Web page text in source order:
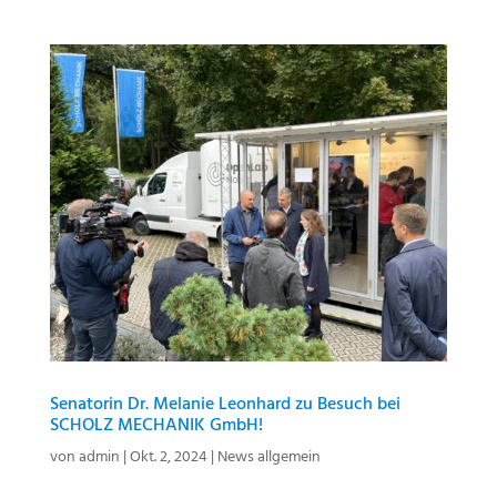
Senatorin Dr. Melanie Leonhard zu Besuch bei
SCHOLZ MECHANIK GmbH!
vonadmin |Okt. 2, 2024| News allgemein